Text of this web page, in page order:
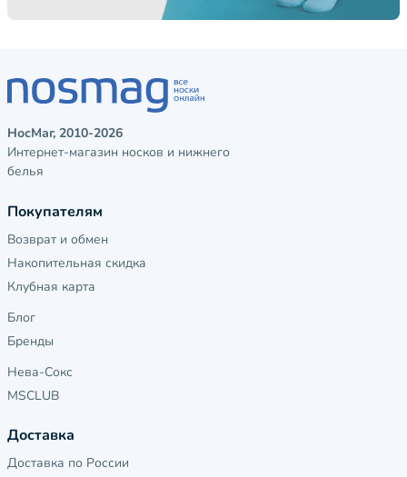
НосМаг, 2010-2026
Интернет-магазин носков и нижнего
белья
Покупателям
Возврат и обмен
Накопительная скидка
Клубная карта
Блог
Бренды
Нева-Сокс
MSCLUB
Доставка
Доставка по России